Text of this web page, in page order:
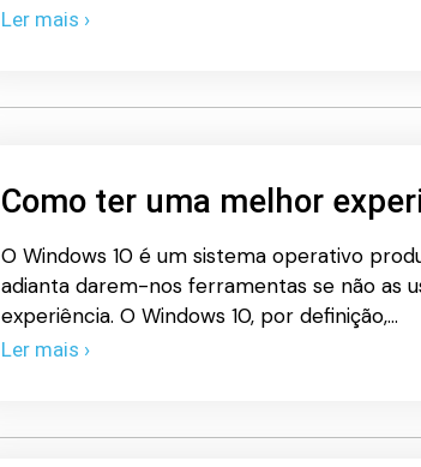
Ler mais ›
Como ter uma melhor
O Windows 10 é um sistema operativo
adianta darem-nos ferramentas se não as
experiência. O Windows 10, por definição,…
Ler mais ›